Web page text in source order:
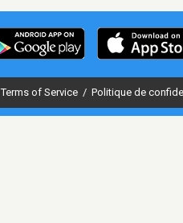
Terms of Service / Politique de